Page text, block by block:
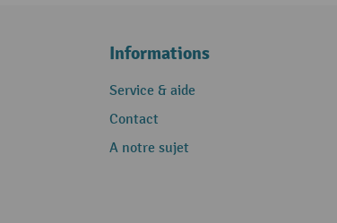
Informations
Service & aide
Contact
A notre sujet